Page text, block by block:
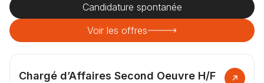
Candidature spontanée
Voir les offres
Chargé d’Affaires Second Oeuvre H/F